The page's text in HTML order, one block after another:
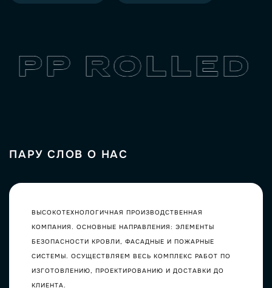
ПАРУ СЛОВ О НАС
ВЫСОКОТЕХНОЛОГИЧНАЯ ПРОИЗВОДСТВЕННАЯ
КОМПАНИЯ. ОСНОВНЫЕ НАПРАВЛЕНИЯ: ЭЛЕМЕНТЫ
БЕЗОПАСНОСТИ КРОВЛИ, ФАСАДНЫЕ И ПОЖАРНЫЕ
СИСТЕМЫ. ОСУЩЕСТВЛЯЕМ ВЕСЬ КОМПЛЕКС РАБОТ ПО
ИЗГОТОВЛЕНИЮ, ПРОЕКТИРОВАНИЮ И ДОСТАВКИ ДО
КЛИЕНТА.